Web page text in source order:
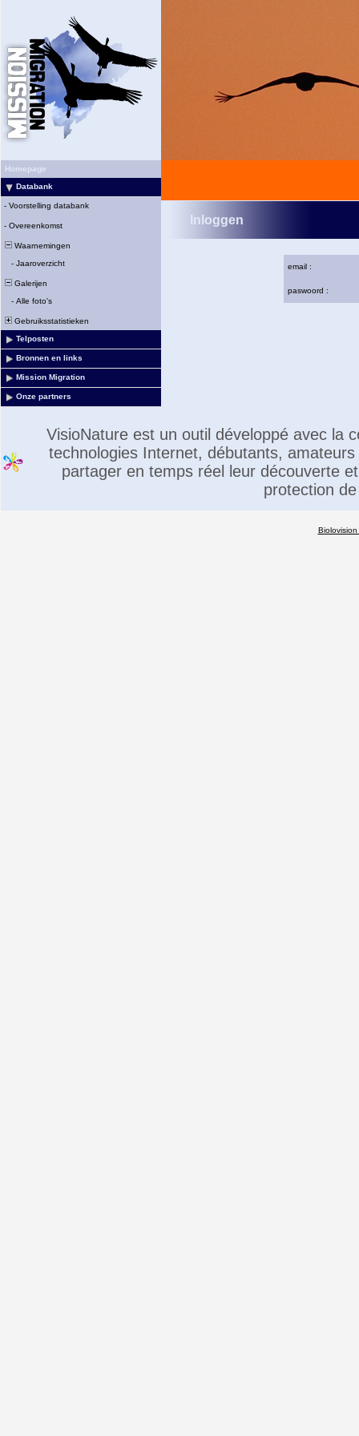
Homepage
Databank
- Voorstelling databank
- Overeenkomst
Waarnemingen
- Jaaroverzicht
Galerijen
- Alle foto's
Gebruiksstatistieken
Telposten
Bronnen en links
Mission Migration
Onze partners
Inloggen
email :
paswoord :
VisioNature est un outil développé avec la
technologies Internet, débutants,
partager en temps réel leur découverte
protection
Biolovision